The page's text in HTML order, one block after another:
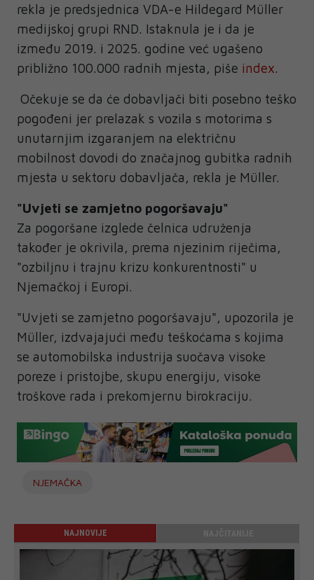
rekla je predsjednica VDA-e Hildegard Müller
medijskoj grupi RND. Istaknula je i da je
između 2019. i 2025. godine već ugašeno
približno 100.000 radnih mjesta, piše index.
Očekuje se da će dobavljači biti posebno teško
pogođeni jer prelazak s vozila s motorima s
unutarnjim izgaranjem na električnu
mobilnost dovodi do značajnog gubitka radnih
mjesta u sektoru dobavljača, rekla je Müller.
"Uvjeti se zamjetno pogoršavaju"
Za pogoršane izglede čelnica udruženja
također je okrivila, prema njezinim riječima,
"ozbiljnu i trajnu krizu konkurentnosti" u
Njemačkoj i Europi.
"Uvjeti se zamjetno pogoršavaju", upozorila je
Müller, izdvajajući među teškoćama s kojima
se automobilska industrija suočava visoke
poreze i pristojbe, skupu energiju, visoke
troškove rada i prekomjernu birokraciju.
NJEMAČKA
NAJNOVIJE